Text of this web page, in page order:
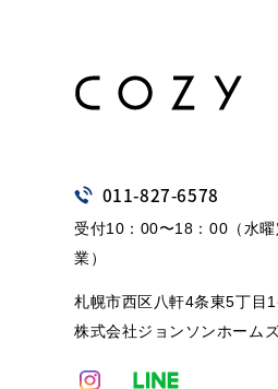
011-827-6578
受付10：00〜18：00（水
業）
札幌市西区八軒4条東5丁目
株式会社ジョンソンホーム